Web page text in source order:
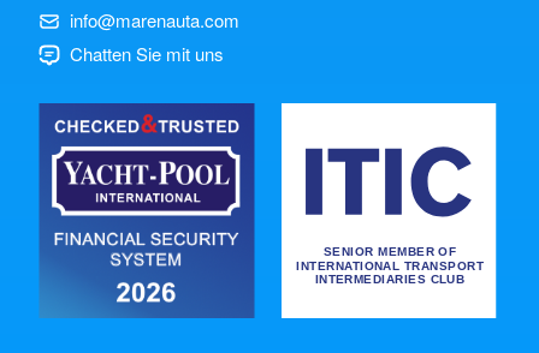
info@marenauta.com
Chatten Sie mit uns